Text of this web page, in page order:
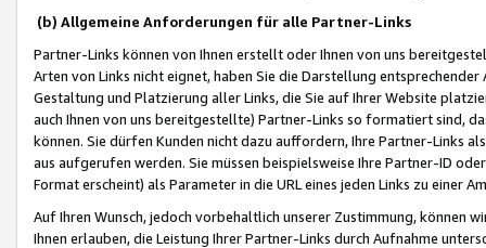
(b) Allgemeine Anforderungen für alle Partner-Links
Partner-Links können von Ihnen erstellt oder Ihnen von uns
Arten von Links nicht eignet, haben Sie die Darstellung
Gestaltung und Platzierung aller Links, die Sie auf Ihrer Website
auch Ihnen von uns bereitgestellte) Partner-Links so formatiert sind,
können. Sie dürfen Kunden nicht dazu auffordern, Ihre Partner-Links
aus aufgerufen werden. Sie müssen beispielsweise Ihre Partner-ID
Format erscheint) als Parameter in die URL eines jeden Links zu einer
Auf Ihren Wunsch, jedoch vorbehaltlich unserer Zustimmung, können
Ihnen erlauben, die Leistung Ihrer Partner-Links durch Aufnahme